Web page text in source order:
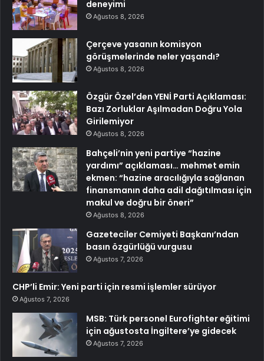
deneyimi
Ağustos 8, 2026
Çerçeve yasanın komisyon
görüşmelerinde neler yaşandı?
Ağustos 8, 2026
Özgür Özel’den YENİ Parti Açıklaması:
Bazı Zorluklar Aşılmadan Doğru Yola
Girilemiyor
Ağustos 8, 2026
Bahçeli’nin yeni partiye “hazine
yardımı” açıklaması… mehmet emin
ekmen: “hazine aracılığıyla sağlanan
finansmanın daha adil dağıtılması için
makul ve doğru bir öneri”
Ağustos 8, 2026
Gazeteciler Cemiyeti Başkanı’ndan
basın özgürlüğü vurgusu
Ağustos 7, 2026
CHP’li Emir: Yeni parti için resmi işlemler sürüyor
Ağustos 7, 2026
MSB: Türk personel Eurofighter eğitimi
için ağustosta İngiltere’ye gidecek
Ağustos 7, 2026